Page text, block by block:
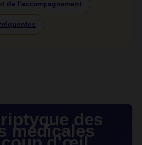
de l’accompagnement
des
médicales